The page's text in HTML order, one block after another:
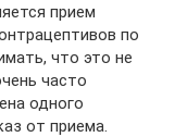
прием
по
что это не
часто
одного
от приема.